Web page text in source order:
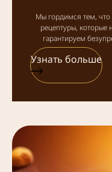
Мы гордимся тем, что
рецептуры, которые
гарантируем
Узнать больше